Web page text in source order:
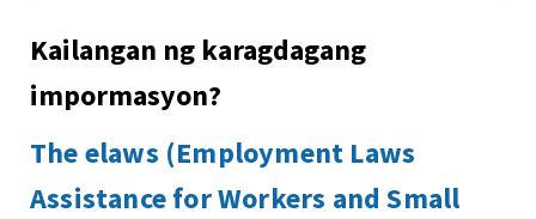
Kailangan ng karagdagang
impormasyon?
The elaws (Employment Laws
Assistance for Workers and Small